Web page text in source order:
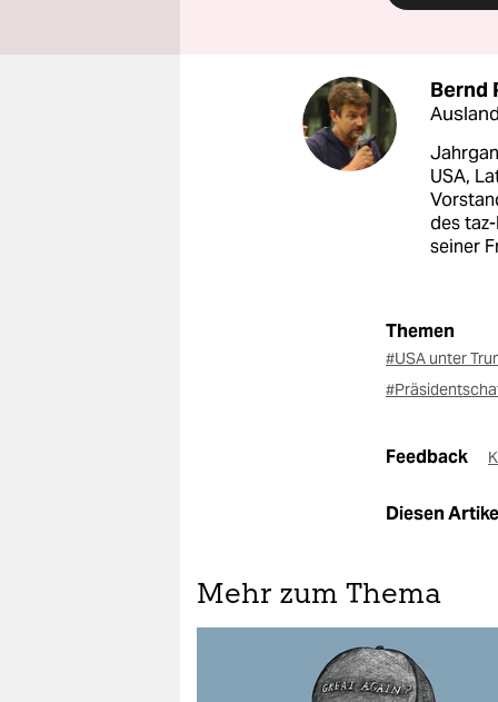
Bernd
USA,
des
seiner
Themen
#USA unter
Feedback
Diesen
Mehr zum Thema